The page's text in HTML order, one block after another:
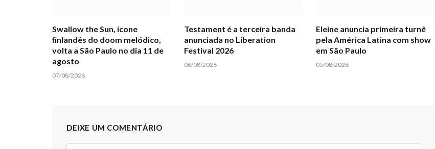
Swallow the Sun, ícone
finlandês do doom melódico,
volta a São Paulo no dia 11 de
agosto
07/08/2026
Testament é a terceira banda
anunciada no Liberation
Festival 2026
06/08/2026
Eleine anuncia primeira turnê
pela América Latina com show
em São Paulo
05/08/2026
DEIXE UM COMENTÁRIO